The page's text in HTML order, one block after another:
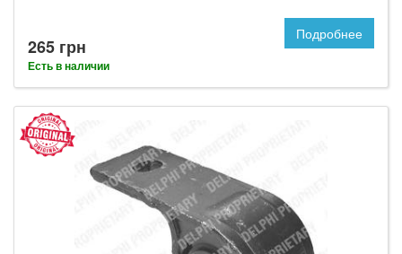
265 грн
Есть в наличии
Подробнее